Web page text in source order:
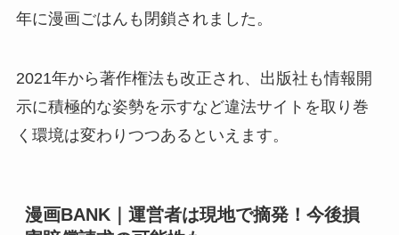
年に漫画ごはんも閉鎖されました。
2021年から著作権法も改正され、出版社も情報開
示に積極的な姿勢を示すなど違法サイトを取り巻
く環境は変わりつつあるといえます。
漫画BANK｜運営者は現地で摘発！今後損